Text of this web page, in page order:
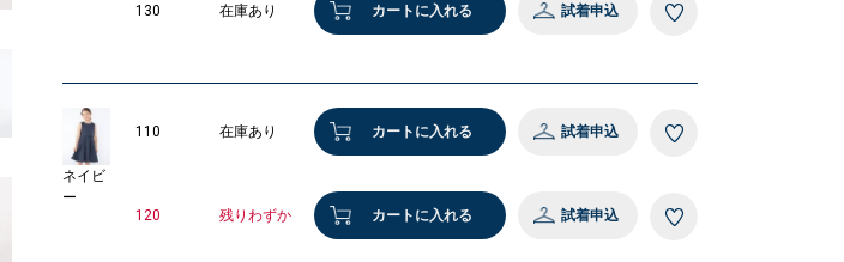
130 在庫あり カートに入れる 試着申込
ネイビ
ー
110 在庫あり カートに入れる 試着申込
120 残りわずか カートに入れる 試着申込